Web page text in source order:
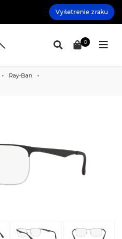
Vyšetrenie zraku
0
Ray-Ban